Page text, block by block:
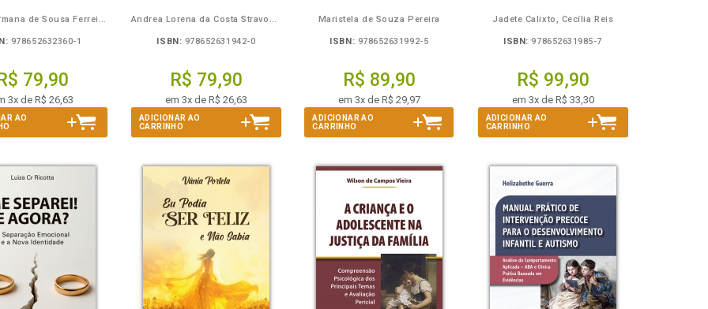
Flávia Germana de Sousa Ferreira, Marta Helena de Freitas, Alexander Hochdorn
978652632360-1
R$ 79,90
3x de R$ 26,63
AO
Andrea Lorena da Costa Stravogiannis
ISBN: 978652631942-0
R$ 79,90
em 3x de R$ 26,63
ADICIONAR AO
CARRINHO
Maristela de Souza Pereira
ISBN: 978652631992-5
R$ 89,90
em 3x de R$ 29,97
ADICIONAR AO
CARRINHO
Jadete Calixto, Cecília Reis
ISBN: 978652631985-7
R$ 99,90
em 3x de R$ 33,30
ADICIONAR AO
CARRINHO